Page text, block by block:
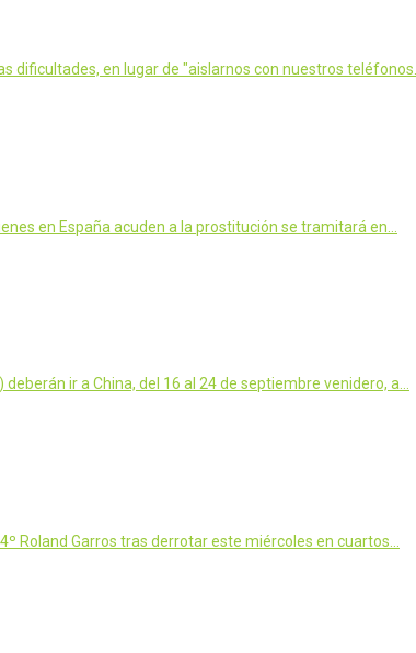
dificultades, en lugar de "aislarnos con nuestros teléfonos…
en España acuden a la prostitución se tramitará en…
deberán ir a China, del 16 al 24 de septiembre venidero, a…
Roland Garros tras derrotar este miércoles en cuartos…